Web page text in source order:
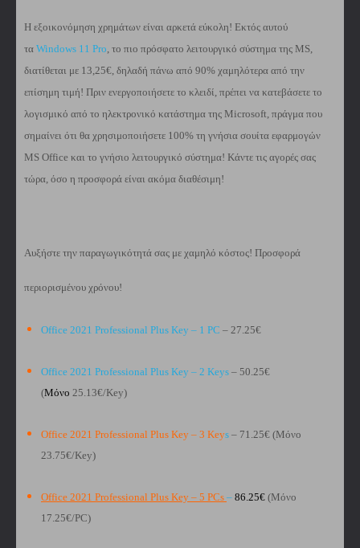
Η εξοικονόμηση χρημάτων είναι αρκετά εύκολη! Εκτός αυτού
τα Windows 11 Pro , το πιο πρόσφατο λειτουργικό σύστημα της MS,
διατίθεται με 13,25€, δηλαδή πάνω από 90% χαμηλότερα από την
επίσημη τιμή! Πριν ενεργοποιήσετε το κλειδί, πρέπει να κατεβάσετε το
λογισμικό από το ηλεκτρονικό κατάστημα της Microsoft, πράγμα που
σημαίνει ότι θα χρησιμοποιήσετε 100% τη γνήσια σουίτα εφαρμογών
MS Office και το γνήσιο λειτουργικό σύστημα! Κάντε τις αγορές σας
τώρα, όσο η προσφορά είναι ακόμα διαθέσιμη!
Αυξήστε την παραγωγικότητά σας με χαμηλό κόστος! Προσφορά
περιορισμένου χρόνου!
Office 2021 Professional Plus Key – 1 PC – 27.25€
Office 2021 Professional Plus Key – 2 Keys – 50.25€
(Μόνο 25.13€/Key)
Office 2021 Professional Plus Key – 3 Keys – 71.25€ (Μόνο
23.75€/Key)
Office 2021 Professional Plus Key – 5 PCs – 86.25€ (Μόνο
17.25€/PC)